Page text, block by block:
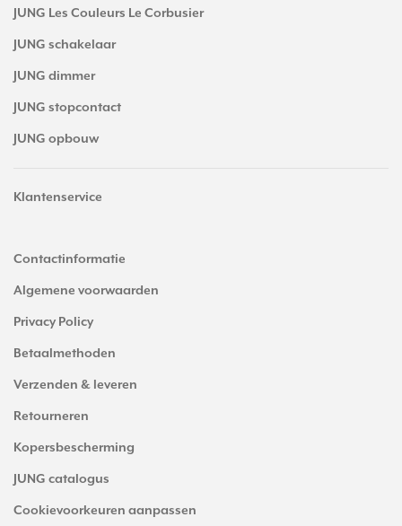
JUNG Les Couleurs Le Corbusier
JUNG schakelaar
JUNG dimmer
JUNG stopcontact
JUNG opbouw
Klantenservice
Contactinformatie
Algemene voorwaarden
Privacy Policy
Betaalmethoden
Verzenden & leveren
Retourneren
Kopersbescherming
JUNG catalogus
Cookievoorkeuren aanpassen